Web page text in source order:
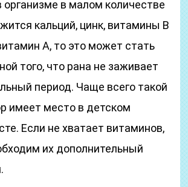
организме в малом количестве
кальций, цинк, витамины В
А, то это может стать
того, что рана не заживает
период. Чаще всего такой
имеет место в детском
Если не хватает витаминов,
их дополнительный